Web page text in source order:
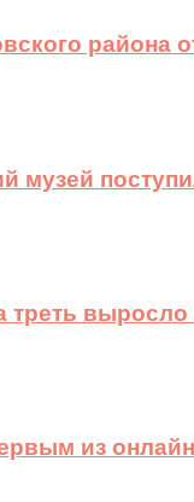
района
музей
треть
из